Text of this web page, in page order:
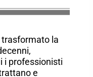
la
i professionisti
e